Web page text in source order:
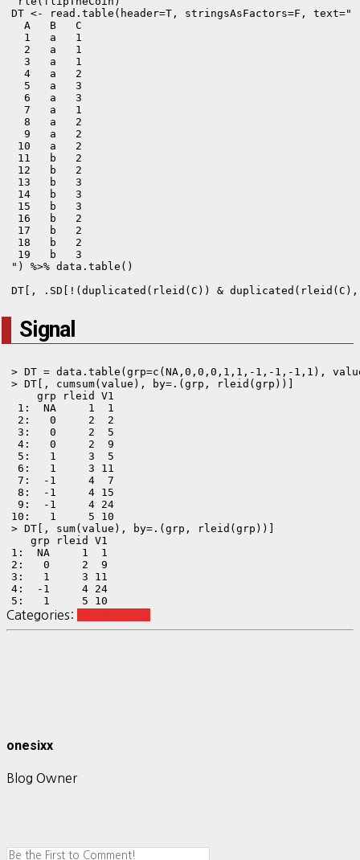
DT <- read.table(header=T, stringsAsFactors=F, text="
  A   B   C
  1   a   1
  2   a   1
  3   a   1
  4   a   2
  5   a   3
  6   a   3
  7   a   1
  8   a   2
  9   a   2
10   a   2
11   b   2
12   b   2
13   b   3
14   b   3
15   b   3
16   b   2
17   b   2
18   b   2
19   b   3
") %>% data.table()
DT[, .SD[!(duplicated(rleid(C)) &
Signal
> DT = data.table(grp=c(NA,0,0,0,1,1,-1,-1,-1,1),
> DT[, cumsum(value), by=.(grp, rleid(grp))]
    grp rleid V1
1:  NA     1  1
2:   0     2  2
3:   0     2  5
4:   0     2  9
5:   1     3  5
6:   1     3 11
7:  -1     4  7
8:  -1     4 15
9:  -1     4 24
10:   1     5 10
> DT[, sum(value), by=.(grp, rleid(grp))]
   grp rleid V1
1:  NA     1  1
2:   0     2  9
3:   1     3 11
4:  -1     4 24
5:   1     5 10
Categories:
onesixx
Blog Owner